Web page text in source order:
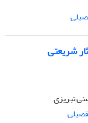
شریعتی
تبریزی